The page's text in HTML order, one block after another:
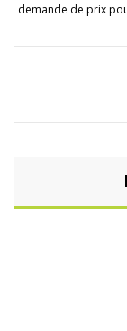
demande de prix